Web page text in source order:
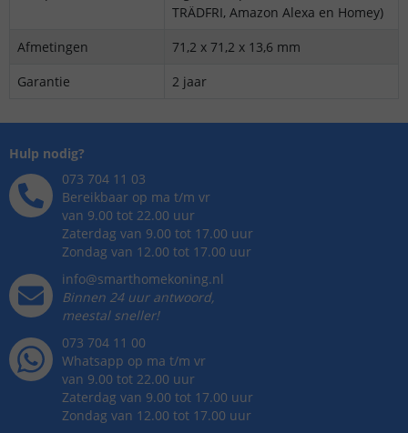
TRÄDFRI, Amazon Alexa en Homey)
Afmetingen
71,2 x 71,2 x 13,6 mm
Garantie
2 jaar
Hulp nodig?
073 704 11 03
Bereikbaar op ma t/m vr
van 9.00 tot 22.00 uur
Zaterdag van 9.00 tot 17.00 uur
Zondag van 12.00 tot 17.00 uur
info@smarthomekoning.nl
Binnen 24 uur antwoord,
meestal sneller!
073 704 11 00
Whatsapp op ma t/m vr
van 9.00 tot 22.00 uur
Zaterdag van 9.00 tot 17.00 uur
Zondag van 12.00 tot 17.00 uur